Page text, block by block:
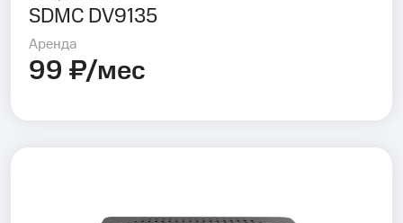
SDMC DV9135
Аренда
99 ₽/мес